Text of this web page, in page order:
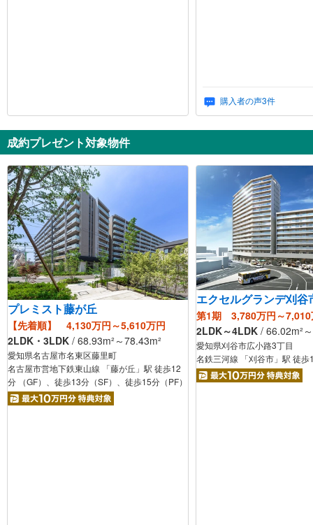
購入者の声3件
成約プレゼント対象物件
プレミスト藤が丘
【先着順】 4,130万円～5,610万円
2LDK・3LDK / 68.93m² ～78.43m²
愛知県名古屋市名東区藤里町
名古屋市営地下鉄東山線 「藤が丘」駅 徒歩12
分 （GF）、徒歩13分（SF）、徒歩15分（PF）
エクセルグランデ刈谷
第1期 3,780万円～7,010
2LDK～4LDK / 66.02m²
愛知県刈谷市広小路3丁目
名鉄三河線 「刈谷市」駅 徒歩